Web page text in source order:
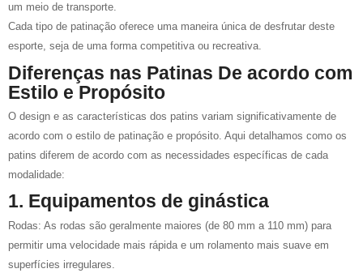
um meio de transporte.
Cada tipo de patinação oferece uma maneira única de desfrutar deste
esporte, seja de uma forma competitiva ou recreativa.
Diferenças nas Patinas De acordo com
Estilo e Propósito
O design e as características dos patins variam significativamente de
acordo com o estilo de patinação e propósito. Aqui detalhamos como os
patins diferem de acordo com as necessidades específicas de cada
modalidade:
1. Equipamentos de ginástica
Rodas: As rodas são geralmente maiores (de 80 mm a 110 mm) para
permitir uma velocidade mais rápida e um rolamento mais suave em
superfícies irregulares.